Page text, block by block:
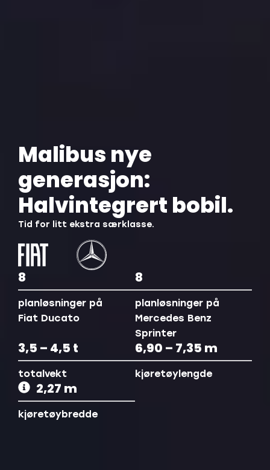
Malibus nye
generasjon:
Halvintegrert bobil.
Tid for litt ekstra særklasse.
8
planløsninger på
Fiat Ducato
8
planløsninger på
Mercedes Benz
Sprinter
3,5 – 4,5 t
totalvekt
6,90 – 7,35 m
kjøretøylengde
2,27 m
kjøretøybredde